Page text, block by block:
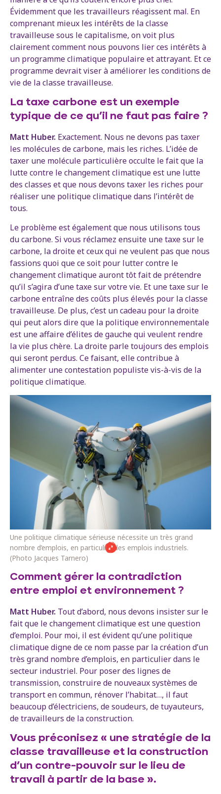
Évidemment que les travailleurs réagissent mal. En
comprenant mieux les intérêts de la classe
travailleuse sous le capitalisme, on voit plus
clairement comment nous pouvons lier ces intérêts à
un programme climatique populaire et attrayant. Et ce
programme devrait viser à améliorer les conditions de
vie de la classe travailleuse.
La taxe carbone est un exemple
typique de ce qu’il ne faut pas faire ?
Matt Huber. Exactement. Nous ne devons pas taxer
les molécules de carbone, mais les riches. L’idée de
taxer une molécule particulière occulte le fait que la
lutte contre le changement climatique est une lutte
des classes et que nous devons taxer les riches pour
réaliser une politique climatique dans l’intérêt de
tous.
Le problème est également que nous utilisons tous
du carbone. Si vous réclamez ensuite une taxe sur le
carbone, la droite et ceux qui ne veulent pas que nous
fassions quoi que ce soit pour lutter contre le
changement climatique auront tôt fait de prétendre
qu’il s’agira d’une taxe sur votre vie. Et une taxe sur le
carbone entraîne des coûts plus élevés pour la classe
travailleuse. De plus, c’est un cadeau pour la droite
qui peut alors dire que la politique environnementale
est une affaire d’élites de gauche qui veulent rendre
la vie plus chère. La droite parle toujours des emplois
qui seront perdus. Ce faisant, elle contribue à
alimenter une contestation populiste vis-à-vis de la
politique climatique.
Une politique climatique sérieuse nécessite un très grand
nombre d’emplois, en particulier des emplois industriels.
(Photo Jacques Tarnero)
Comment gérer la contradiction
entre emploi et environnement ?
Matt Huber. Tout d’abord, nous devons insister sur le
fait que le changement climatique est une question
d’emploi. Pour moi, il est évident qu’une politique
climatique digne de ce nom passe par la création d’un
très grand nombre d’emplois, en particulier dans le
secteur industriel. Pour poser des lignes de
transmission, construire de nouveaux systèmes de
transport en commun, rénover l’habitat…, il faut
beaucoup d’électriciens, de soudeurs, de tuyauteurs,
de travailleurs de la construction.
Vous préconisez « une stratégie de la
classe travailleuse et la construction
d’un contre-pouvoir sur le lieu de
travail à partir de la base ».